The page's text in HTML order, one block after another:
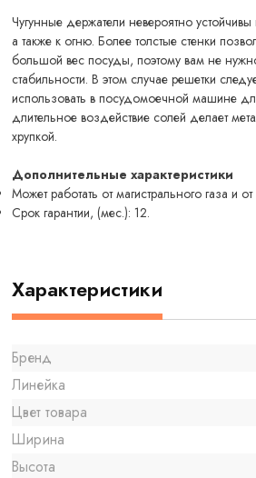
Чугунные держатели невероятно
а также к огню. Более толстые стенки
большой вес посуды, поэтому вам не
стабильности. В этом случае решетки
использовать в посудомоечной машине
длительное воздействие солей делает
хрупкой.
Дополнительные характеристики
Может работать от магистрального газа и
Срок гарантии, (мес.): 12.
Характеристики
Бренд
Линейка
Цвет товара
Ширина
Высота